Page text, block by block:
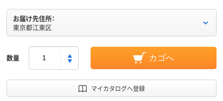
お届け先住所：
東京都江東区
数量 カゴへ
マイカタログへ登録